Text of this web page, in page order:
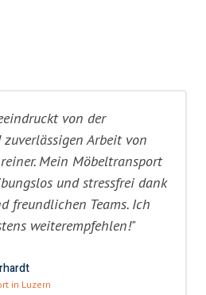
von der
Arbeit von
Mein Möbeltransport
und stressfrei dank
freundlichen Teams. Ich
weiterempfehlen!"
in Luzern